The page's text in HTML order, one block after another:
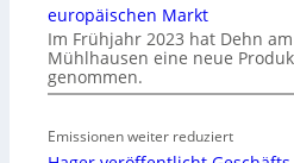
l
i
t
ä
i
europäischen Markt
Im Frühjahr 2023 hat Dehn
Mühlhausen eine neue
genommen.
Emissionen weiter reduziert